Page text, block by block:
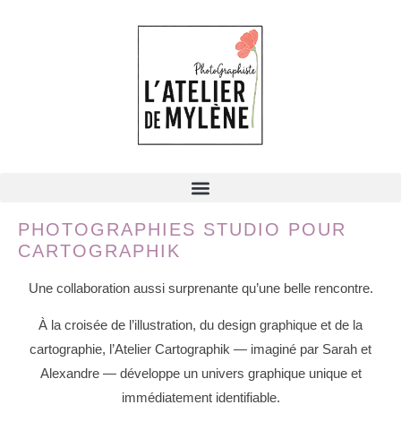
PHOTOGRAPHIES STUDIO POUR
CARTOGRAPHIK
Une collaboration aussi surprenante qu’une belle rencontre.
À la croisée de l’illustration, du design graphique et de la
cartographie, l’Atelier Cartographik — imaginé par Sarah et
Alexandre — développe un univers graphique unique et
immédiatement identifiable.